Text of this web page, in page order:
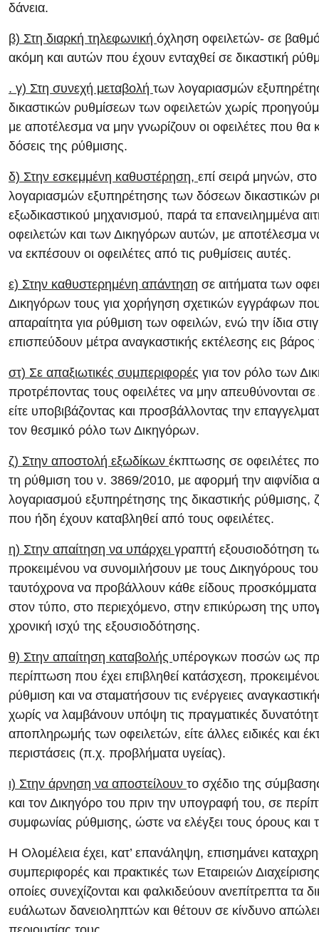
δάνεια.
β) Στη διαρκή τηλεφωνική όχληση οφειλετών- σε
ακόμη και αυτών που έχουν ενταχθεί σε δικαστική
. γ) Στη συνεχή μεταβολή των λογαριασμών
δικαστικών ρυθμίσεων των οφειλετών χωρίς
με αποτέλεσμα να μην γνωρίζουν οι οφειλέτες που θα
δόσεις της ρύθμισης.
δ) Στην εσκεμμένη καθυστέρηση, επί σειρά μηνών, στο
λογαριασμών εξυπηρέτησης των δόσεων δικαστικών
εξωδικαστικού μηχανισμού, παρά τα επανειλημμένα
οφειλετών και των Δικηγόρων αυτών, με αποτέλεσμα
να εκπέσουν οι οφειλέτες από τις ρυθμίσεις αυτές.
ε) Στην καθυστερημένη απάντηση σε αιτήματα των
Δικηγόρων τους για χορήγηση σχετικών εγγράφων που
απαραίτητα για ρύθμιση των οφειλών, ενώ την ίδια
επισπεύδουν μέτρα αναγκαστικής εκτέλεσης εις βάρος
στ) Σε απαξιωτικές συμπεριφορές για τον ρόλο των
προτρέποντας τους οφειλέτες να μην απευθύνονται
είτε υποβιβάζοντας και προσβάλλοντας την
τον θεσμικό ρόλο των Δικηγόρων.
ζ) Στην αποστολή εξωδίκων έκπτωσης σε οφειλέτες
τη ρύθμιση του ν. 3869/2010, με αφορμή την αιφνίδια
λογαριασμού εξυπηρέτησης της δικαστικής
που ήδη έχουν καταβληθεί από τους οφειλέτες.
η) Στην απαίτηση να υπάρχει γραπτή εξουσιοδότηση
προκειμένου να συνομιλήσουν με τους Δικηγόρους
ταυτόχρονα να προβάλλουν κάθε είδους
στον τύπο, στο περιεχόμενο, στην επικύρωση της
χρονική ισχύ της εξουσιοδότησης.
θ) Στην απαίτηση καταβολής υπέρογκων ποσών ως
περίπτωση που έχει επιβληθεί κατάσχεση,
ρύθμιση και να σταματήσουν τις ενέργειες
χωρίς να λαμβάνουν υπόψη τις πραγματικές
αποπληρωμής των οφειλετών, είτε άλλες ειδικές και
περιστάσεις (π.χ. προβλήματα υγείας).
ι) Στην άρνηση να αποστείλουν το σχέδιο της
και τον Δικηγόρο του πριν την υπογραφή του, σε
συμφωνίας ρύθμισης, ώστε να ελέγξει τους όρους και
Η Ολομέλεια έχει, κατ’ επανάληψη, επισημάνει
συμπεριφορές και πρακτικές των Εταιρειών
οποίες συνεχίζονται και φαλκιδεύουν ανεπίτρεπτα τα
ευάλωτων δανειοληπτών και θέτουν σε κίνδυνο